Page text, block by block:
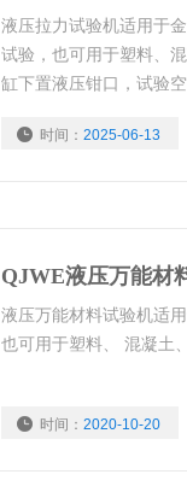
液压拉力试验机适用于
试验，也可用于塑料、
缸下置液压钳口，试验
的情况下结果力值、位
时间： 2025-06-13
QJWE液压万能材
液压万能材料试验机适
也可用于塑料、 混凝土
时间： 2020-10-20